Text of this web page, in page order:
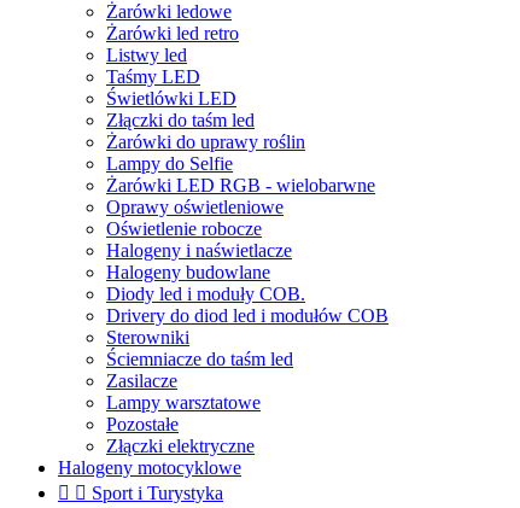
Żarówki ledowe
Żarówki led retro
Listwy led
Taśmy LED
Świetlówki LED
Złączki do taśm led
Żarówki do uprawy roślin
Lampy do Selfie
Żarówki LED RGB - wielobarwne
Oprawy oświetleniowe
Oświetlenie robocze
Halogeny i naświetlacze
Halogeny budowlane
Diody led i moduły COB.
Drivery do diod led i modułów COB
Sterowniki
Ściemniacze do taśm led
Zasilacze
Lampy warsztatowe
Pozostałe
Złączki elektryczne
Halogeny motocyklowe
  Sport i Turystyka